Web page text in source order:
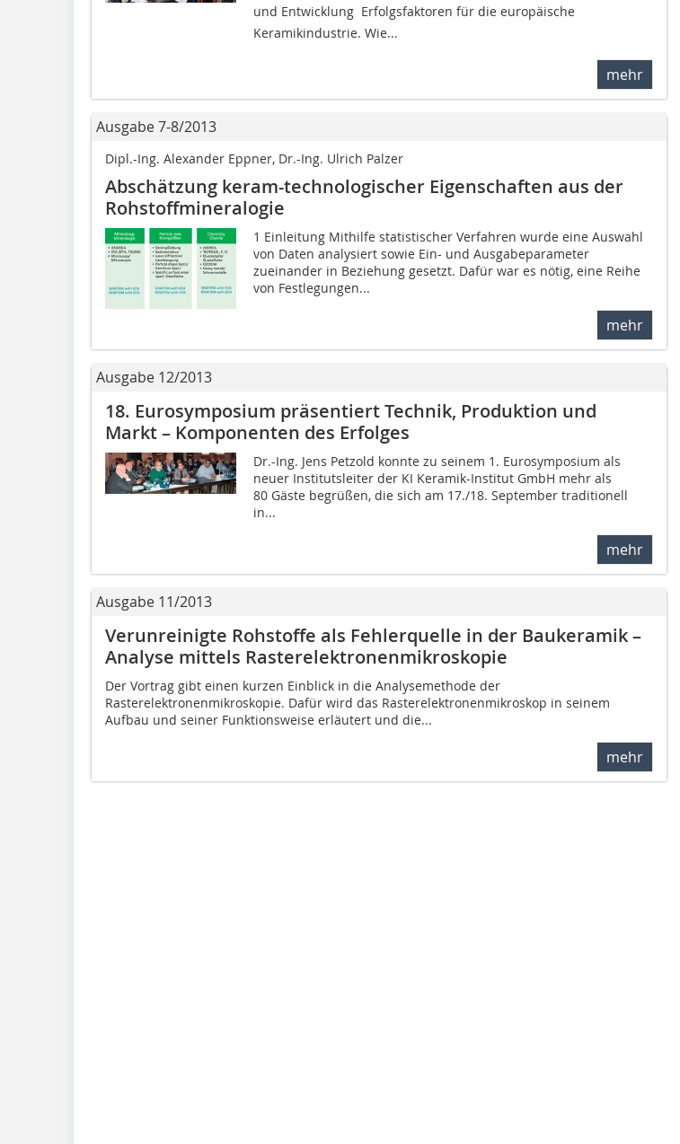
und Entwicklung  Erfolgsfaktoren für die europäische
Keramikindustrie. Wie...
mehr
Ausgabe 7-8/2013
Dipl.-Ing. Alexander Eppner, Dr.-Ing. Ulrich Palzer
Abschätzung keram-technologischer Eigenschaften aus der
Rohstoffmineralogie
1 Einleitung Mithilfe statistischer Verfahren wurde eine Auswahl
von Daten analysiert sowie Ein- und Ausgabeparameter
zueinander in Beziehung gesetzt. Dafür war es nötig, eine Reihe
von Festlegungen...
mehr
Ausgabe 12/2013
18. Eurosymposium präsentiert Technik, Produktion und
Markt – Komponenten des Erfolges
Dr.-Ing. Jens Petzold konnte zu seinem 1. Eurosymposium als
neuer Institutsleiter der KI Keramik-Institut GmbH mehr als
80 Gäste begrüßen, die sich am 17./18. September traditionell
in...
mehr
Ausgabe 11/2013
Verunreinigte Rohstoffe als Fehlerquelle in der Baukeramik –
Analyse mittels Rasterelektronenmikroskopie
Der Vortrag gibt einen kurzen Einblick in die Analysemethode der
Rasterelektronenmikroskopie. Dafür wird das Rasterelektronenmikroskop in seinem
Aufbau und seiner Funktionsweise erläutert und die...
mehr